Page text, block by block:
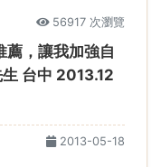
56917 次瀏覽
薦，讓我加強自
台中 2013.12
2013-05-18